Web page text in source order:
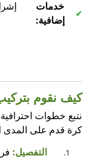
خدمات
إضافية:
كيف نقوم
نتبع خطوات
كرة قدم على المدى
التفصيل: